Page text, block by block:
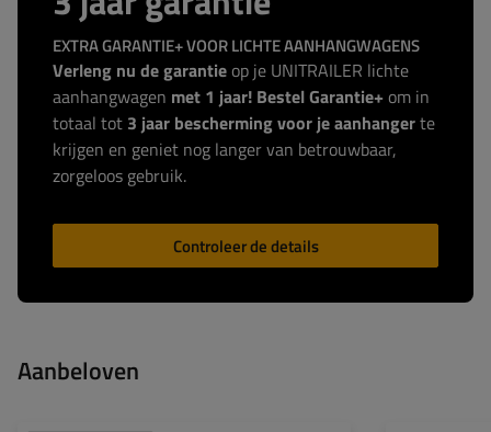
EXTRA GARANTIE+ VOOR LICHTE AANHANGWAGENS
Verleng nu de garantie op je UNITRAILER lichte
aanhangwagen met 1 jaar! Bestel Garantie+ om in
totaal tot 3 jaar bescherming voor je aanhangerte
krijgen en geniet nog langer van betrouwbaar,
zorgeloos gebruik.
Controleer de details
Aanbeloven